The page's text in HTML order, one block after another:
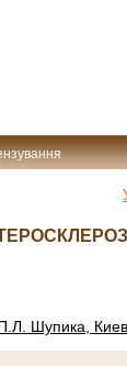
Шупика, Киев